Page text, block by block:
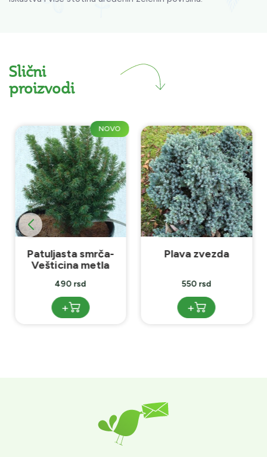
Slični
proizvodi
NOVO
Patuljasta smrča-
Vešticina metla
490 rsd
+
Plava zvezda
550 rsd
+